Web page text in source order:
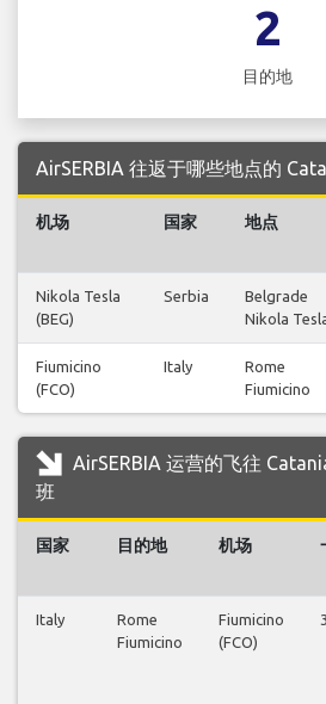
2
目的地
AirSERBIA 往返于哪些地点的
机场 国家 地点
Nikola Tesla
(BEG)
Serbia
Belgrade
Nikola
Fiumicino
(FCO)
Italy
Rome
Fiumicino
AirSERBIA 运营的飞往
班
国家 目的地 机场
Italy
Rome
Fiumicino
Fiumicino
(FCO)
3